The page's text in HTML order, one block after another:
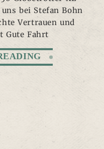
bei Stefan Bohn
Vertrauen und
Gute Fahrt